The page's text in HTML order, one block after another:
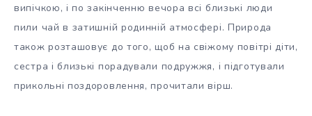
випічкою, і по закінченню вечора всі близькі люди
пили чай в затишній родинній атмосфері. Природа
також розташовує до того, щоб на свіжому повітрі діти,
сестра і близькі порадували подружжя, і підготували
прикольні поздоровлення, прочитали вірш.